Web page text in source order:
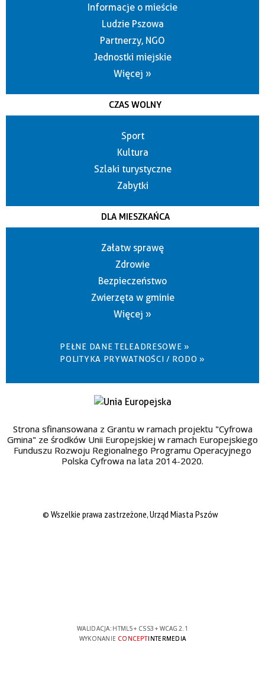
Informacje o mieście
Ludzie Pszowa
Partnerzy, NGO
Jednostki miejskie
Więcej »
CZAS WOLNY
Sport
Kultura
Szlaki turystyczne
Zabytki
DLA MIESZKAŃCA
Załatw sprawę
Zdrowie
Bezpieczeństwo
Zwierzęta w gminie
Więcej »
PEŁNE DANE TELEADRESOWE »
POLITYKA PRYWATNOŚCI / RODO »
Strona sfinansowana z Grantu w ramach projektu "Cyfrowa
Gmina" ze środków Unii Europejskiej w ramach Europejskiego
Funduszu Rozwoju Regionalnego Programu Operacyjnego
Polska Cyfrowa na lata 2014-2020.
© Wszelkie prawa zastrzeżone, Urząd Miasta Pszów
WALIDACJA: HTML5+ CSS3 + WCAG 2.1
WYKONANIE CONCEPTINTERMEDIA